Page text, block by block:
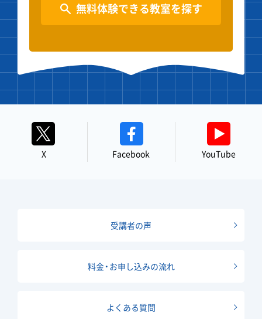
無料体験できる教室を探す
X Facebook YouTube
受講者の声
料金・お申し込みの流れ
よくある質問